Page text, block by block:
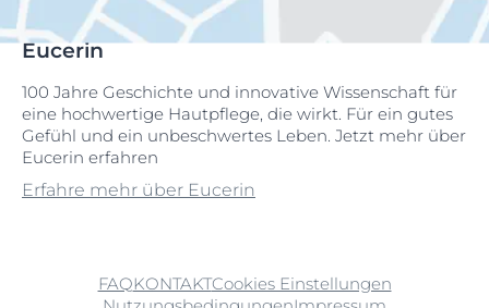
Eucerin
100 Jahre Geschichte und innovative Wissenschaft für
eine hochwertige Hautpflege, die wirkt. Für ein gutes
Gefühl und ein unbeschwertes Leben. Jetzt mehr über
Eucerin erfahren
Erfahre mehr über Eucerin
FAQKONTAKTCookies Einstellungen